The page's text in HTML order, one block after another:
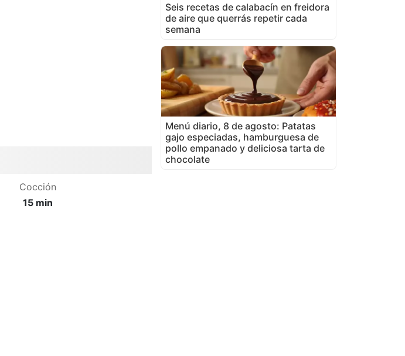
Cocción
15 min
Seis recetas de calabacín en freidora
de aire que querrás repetir cada
semana
Menú diario, 8 de agosto: Patatas
gajo especiadas, hamburguesa de
pollo empanado y deliciosa tarta de
chocolate